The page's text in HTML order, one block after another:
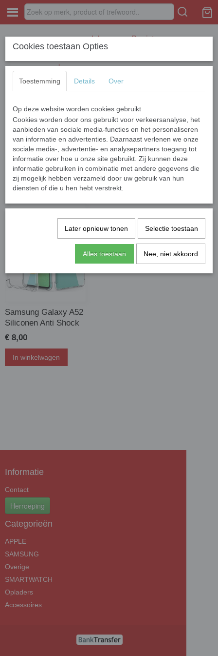
Inloggen Registreren
Home › SAMSUNG › A Series › Galaxy A52
Sorteer op:
Samsung Galaxy A52
Siliconen Anti Shock
€ 8,00
In winkelwagen
Informatie
Contact
Herroeping
Categorieën
APPLE
SAMSUNG
Overige
SMARTWATCH
Opladers
Accessoires
Cookies toestaan Opties
Toestemming Details Over
Op deze website worden cookies gebruikt
Cookies worden door ons gebruikt voor verkeersanalyse, het
aanbieden van sociale media-functies en het personaliseren
van informatie en advertenties. Daarnaast verlenen we onze
sociale media-, advertentie- en analysepartners toegang tot
informatie over hoe u onze site gebruikt. Zij kunnen deze
informatie gebruiken in combinatie met andere gegevens die
zij mogelijk hebben verzameld door uw gebruik van hun
diensten of die u hen hebt verstrekt.
Later opnieuw tonen Selectie toestaan
Alles toestaan Nee, niet akkoord